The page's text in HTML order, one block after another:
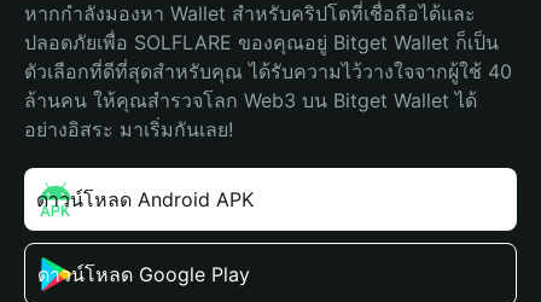
หากกำลังมองหา Wallet สำหรับคริปโตที่เชื่อถือได้และ
ปลอดภัยเพื่อ SOLFLARE ของคุณอยู่ Bitget Wallet ก็เป็น
ตัวเลือกที่ดีที่สุดสำหรับคุณ ได้รับความไว้วางใจจากผู้ใช้ 40
ล้านคน ให้คุณสำรวจโลก Web3 บน Bitget Wallet ได้
อย่างอิสระ มาเริ่มกันเลย!
ดาวน์โหลด Android APK
ดาวน์โหลด Google Play